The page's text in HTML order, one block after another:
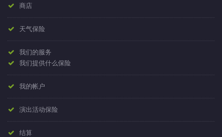
商店
天气保险
我们的服务
我们提供什么保险
我的帐户
演出活动保险
结算